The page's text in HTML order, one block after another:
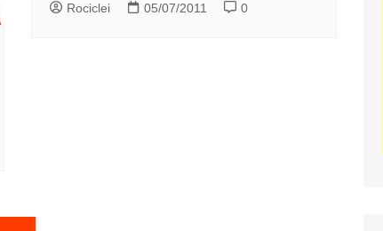
Rociclei 05/07/2011 0